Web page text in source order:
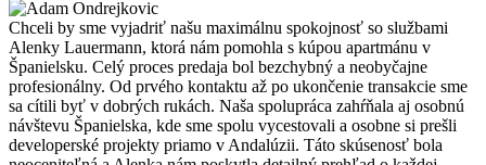
Chceli by sme vyjadriť našu maximálnu spokojnosť so službami
Alenky Lauermann, ktorá nám pomohla s kúpou apartmánu v
Španielsku. Celý proces predaja bol bezchybný a neobyčajne
profesionálny. Od prvého kontaktu až po ukončenie transakcie sme
sa cítili byť v dobrých rukách. Naša spolupráca zahŕňala aj osobnú
návštevu Španielska, kde sme spolu vycestovali a osobne si prešli
developerské projekty priamo v Andalúzii. Táto skúsenosť bola